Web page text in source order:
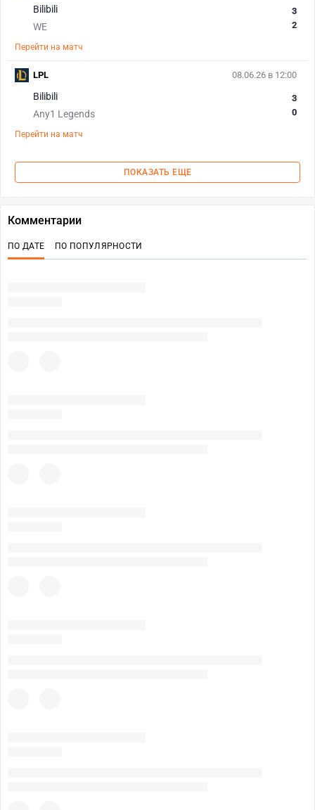
Bilibili
WE
3
2
Перейти на матч
08.06.26 в 12:00
Bilibili
Any1 Legends
3
0
Перейти на матч
LPL
ПОКАЗАТЬ ЕЩЕ
Комментарии
ПО ДАТЕ ПО ПОПУЛЯРНОСТИ